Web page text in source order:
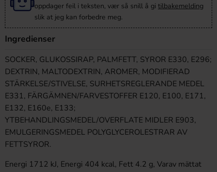
oppdager feil i teksten, vær så snill å gi tilbakemelding
slik at jeg kan forbedre meg.
Ingredienser
SOCKER, GLUKOSSIRAP, PALMFETT, SYROR E330, E296;
DEXTRIN, MALTODEXTRIN, AROMER, MODIFIERAD
STÄRKELSE/STIVELSE, SURHETSREGLERANDE MEDEL
E331, FÄRGÄMNEN/FARVESTOFFER E120, E100, E171,
E132, E160e, E133;
YTBEHANDLINGSMEDEL/OVERFLATE MIDLER E903,
EMULGERINGSMEDEL POLYGLYCEROLESTRAR AV
FETTSYROR.
Energi 1712 kJ, Energi 404 kcal, Fett 4.2 g, Varav mättat